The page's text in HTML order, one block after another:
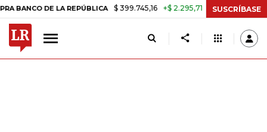
DE LA REPÚBLICA $ 399.745,16 +$ 2.295,71 +0,58% TASA DE
SUSCRÍBASE